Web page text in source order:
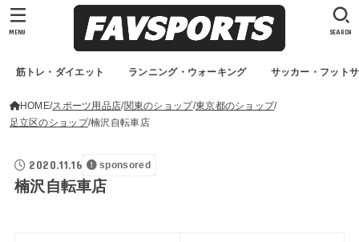
筋トレ・ダイエット ランニング・ウォーキング サッカー・フット
SEARCH
MENU
HOME スポーツ用品店 関東のショップ 東京都のショップ
足立区のショップ 楠沢自転車店
2020.11.16 sponsored
楠沢自転車店